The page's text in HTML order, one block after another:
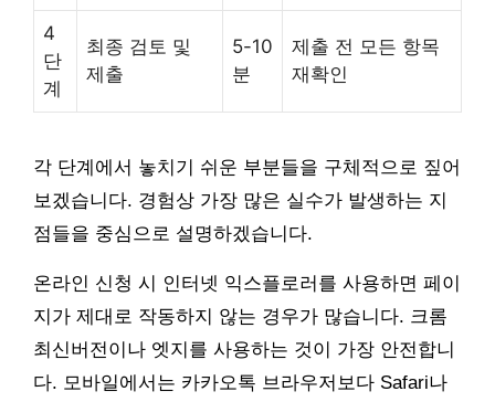
4
단
계
최종 검토 및
제출
5-10
분
제출 전 모든 항목
재확인
각 단계에서 놓치기 쉬운 부분들을 구체적으로 짚어
보겠습니다. 경험상 가장 많은 실수가 발생하는 지
점들을 중심으로 설명하겠습니다.
온라인 신청 시 인터넷 익스플로러를 사용하면 페이
지가 제대로 작동하지 않는 경우가 많습니다. 크롬
최신버전이나 엣지를 사용하는 것이 가장 안전합니
다. 모바일에서는 카카오톡 브라우저보다 Safari나